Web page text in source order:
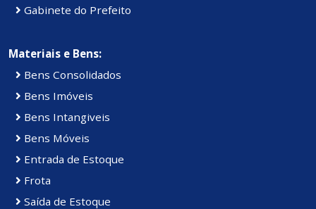
Gabinete do Prefeito
Materiais e Bens:
Bens Consolidados
Bens Imóveis
Bens Intangiveis
Bens Móveis
Entrada de Estoque
Frota
Saída de Estoque